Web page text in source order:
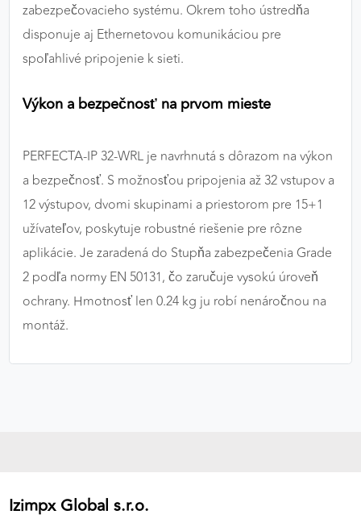
zabezpečovacieho systému. Okrem toho ústredňa
disponuje aj Ethernetovou komunikáciou pre
spoľahlivé pripojenie k sieti.
Výkon a bezpečnosť na prvom mieste
PERFECTA-IP 32-WRL je navrhnutá s dôrazom na výkon
a bezpečnosť. S možnosťou pripojenia až 32 vstupov a
12 výstupov, dvomi skupinami a priestorom pre 15+1
užívateľov, poskytuje robustné riešenie pre rôzne
aplikácie. Je zaradená do Stupňa zabezpečenia Grade
2 podľa normy EN 50131, čo zaručuje vysokú úroveň
ochrany. Hmotnosť len 0.24 kg ju robí nenáročnou na
montáž.
Izimpx Global s.r.o.